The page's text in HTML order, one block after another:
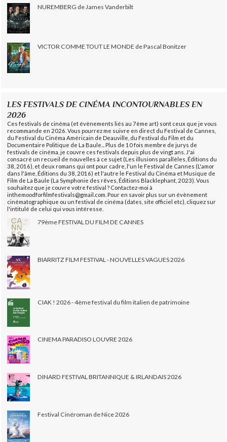
NUREMBERG de James Vanderbilt
VICTOR COMME TOUT LE MONDE de Pascal Bonitzer
LES FESTIVALS DE CINÉMA INCONTOURNABLES EN
2026
Ces festivals de cinéma (et évènements liés au 7ème art) sont ceux que je vous
recommande en 2026. Vous pourrez me suivre en direct du Festival de Cannes,
du Festival du Cinéma Américain de Deauville, du Festival du Film et du
Documentaire Politique de La Baule... Plus de 10 fois membre de jurys de
festivals de cinéma, je couvre ces festivals depuis plus de vingt ans. J'ai
consacré un recueil de nouvelles à ce sujet (Les illusions parallèles, Éditions du
38, 2016), et deux romans qui ont pour cadre, l'un le Festival de Cannes (L'amor
dans l'âme, Éditions du 38, 2016) et l'autre le Festival du Cinéma et Musique de
Film de La Baule (La Symphonie des rêves, Éditions Blacklephant, 2023). Vous
souhaitez que je couvre votre festival ? Contactez-moi à
inthemoodforfilmfestivals@gmail.com. Pour en savoir plus sur un évènement
cinématographique ou un festival de cinéma (dates, site officiel etc), cliquez sur
l'intitulé de celui qui vous intéresse.
79ème FESTIVAL DU FILM DE CANNES
BIARRITZ FILM FESTIVAL - NOUVELLES VAGUES 2026
CIAK ! 2026 - 4ème festival du film italien de patrimoine
CINEMA PARADISO LOUVRE 2026
DINARD FESTIVAL BRITANNIQUE & IRLANDAIS 2026
Festival Cinéroman de Nice 2026